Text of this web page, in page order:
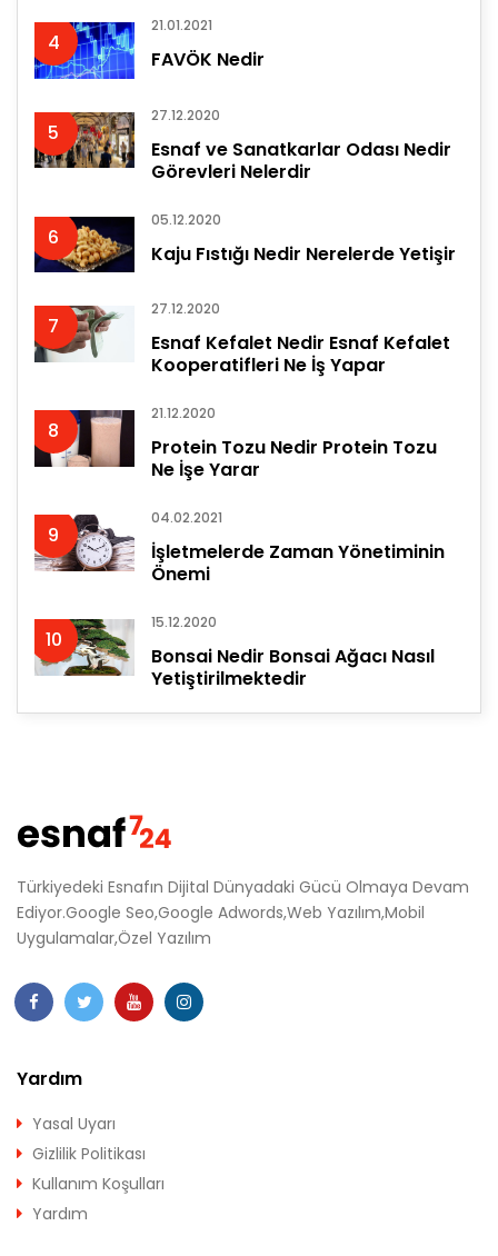
4
21.01.2021
FAVÖK Nedir
5
27.12.2020
Esnaf ve Sanatkarlar Odası Nedir
Görevleri Nelerdir
6
05.12.2020
Kaju Fıstığı Nedir Nerelerde Yetişir
7
27.12.2020
Esnaf Kefalet Nedir Esnaf Kefalet
Kooperatifleri Ne İş Yapar
8
21.12.2020
Protein Tozu Nedir Protein Tozu
Ne İşe Yarar
9
04.02.2021
İşletmelerde Zaman Yönetiminin
Önemi
10
15.12.2020
Bonsai Nedir Bonsai Ağacı Nasıl
Yetiştirilmektedir
Türkiyedeki Esnafın Dijital Dünyadaki Gücü Olmaya Devam
Ediyor.Google Seo,Google Adwords,Web Yazılım,Mobil
Uygulamalar,Özel Yazılım
Yardım
Yasal Uyarı
Gizlilik Politikası
Kullanım Koşulları
Yardım